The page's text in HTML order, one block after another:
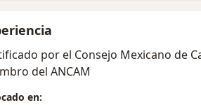
por el Consejo Mexicano de
del ANCAM
en: